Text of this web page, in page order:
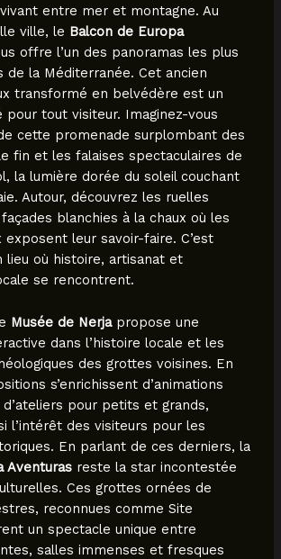
entre mer et montagne. Au
ville, le Balcon de Europa
offre l’un des panoramas les plus
de la Méditerranée. Cet ancien
transformé en belvédère est un
pour tout visiteur. Imaginez-vous
cette promenade surplombant des
fin et les falaises spectaculaires de
la lumière dorée du soleil couchant
Autour, découvrez les ruelles
blanchies à la chaux où les
exposent leur savoir-faire. C’est
lieu où histoire, artisanat et
se rencontrent.
Musée de Nerjapropose une
dans l’histoire locale et les
des grottes voisines. En
s’enrichissent d’animations
pour petits et grands,
l’intérêt des visiteurs pour les
En parlant de ces derniers, la
Aventurasreste la star incontestée
Ces grottes ornées de
reconnues comme Site
un spectacle unique entre
salles immenses et fresques